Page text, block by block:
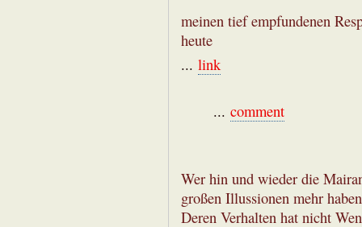
meinen tief empfundenen
heute
... link
... comment
Wer hin und wieder die
großen Illussionen mehr
Deren Verhalten hat nicht